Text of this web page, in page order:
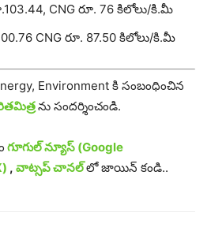
CNG రూ. 76 కిలోలు/కి.మీ
CNG రూ. 87.50 కిలోలు/కి.మీ
Environment కి సంబంధించిన
ను సందర్శించండి.
గూగుల్ న్యూస్ (Google
, వాట్సప్ చానల్లో జాయిన్ కండి..